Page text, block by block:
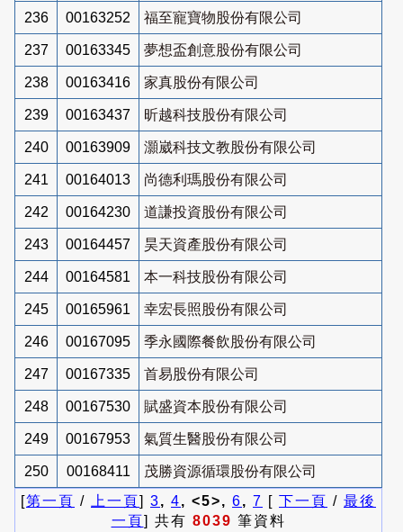
236 00163252 福至寵寶物股份有限公司
237 00163345 夢想盃創意股份有限公司
238 00163416 家真股份有限公司
239 00163437 昕越科技股份有限公司
240 00163909 灝崴科技文教股份有限公司
241 00164013 尚德利瑪股份有限公司
242 00164230 道謙投資股份有限公司
243 00164457 昊天資產股份有限公司
244 00164581 本一科技股份有限公司
245 00165961 幸宏長照股份有限公司
246 00167095 季永國際餐飲股份有限公司
247 00167335 首易股份有限公司
248 00167530 賦盛資本股份有限公司
249 00167953 氣質生醫股份有限公司
250 00168411
茂勝資源循環股份有限公司
[第一頁 / 上一頁] 3, 4, <5>, 6, 7 [ 下一頁 / 最後
一頁] 共有 8039 筆資料